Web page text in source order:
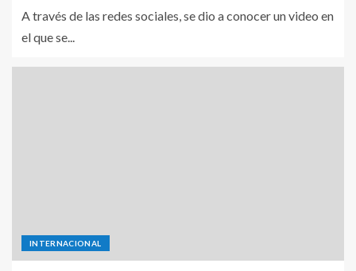
A través de las redes sociales, se dio a conocer un video en
el que se...
INTERNACIONAL